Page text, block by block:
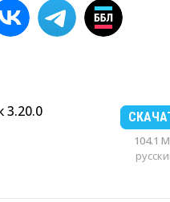
3.20.0
104.1